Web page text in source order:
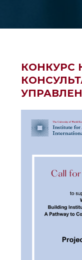
КОНКУРС